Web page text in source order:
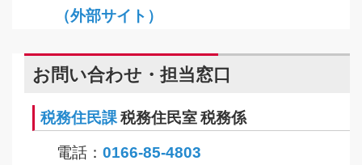
（外部サイト）
お問い合わせ・担当窓口
税務住民課税務住民室 税務係
電話： 0166-85-4803